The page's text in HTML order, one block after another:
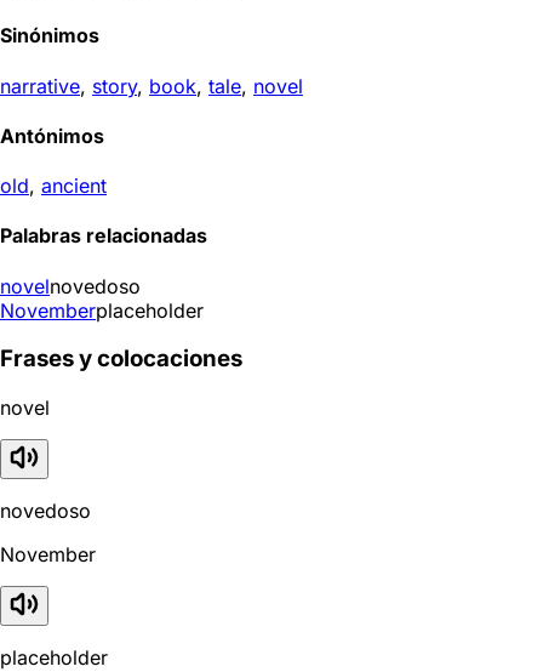
Sinónimos
narrative, story, book, tale, novel
Antónimos
old, ancient
Palabras relacionadas
novelnovedoso
Novemberplaceholder
Frases y colocaciones
novel
novedoso
November
placeholder